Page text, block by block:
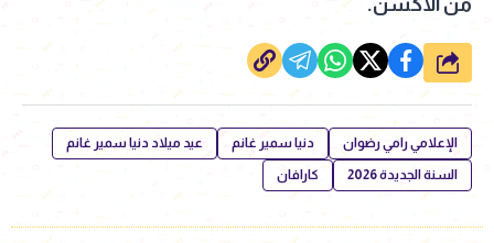
من الأكشن.
شارك
الإعلامي رامي رضوان دنيا سمير غانم عيد ميلاد دنيا سمير غانم
السنة الجديدة 2026 كارافان